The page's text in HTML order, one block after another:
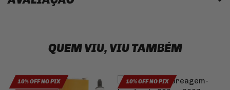
QUEM VIU, VIU TAMBÉM
10% OFF NO PIX 10% OFF NO PIX